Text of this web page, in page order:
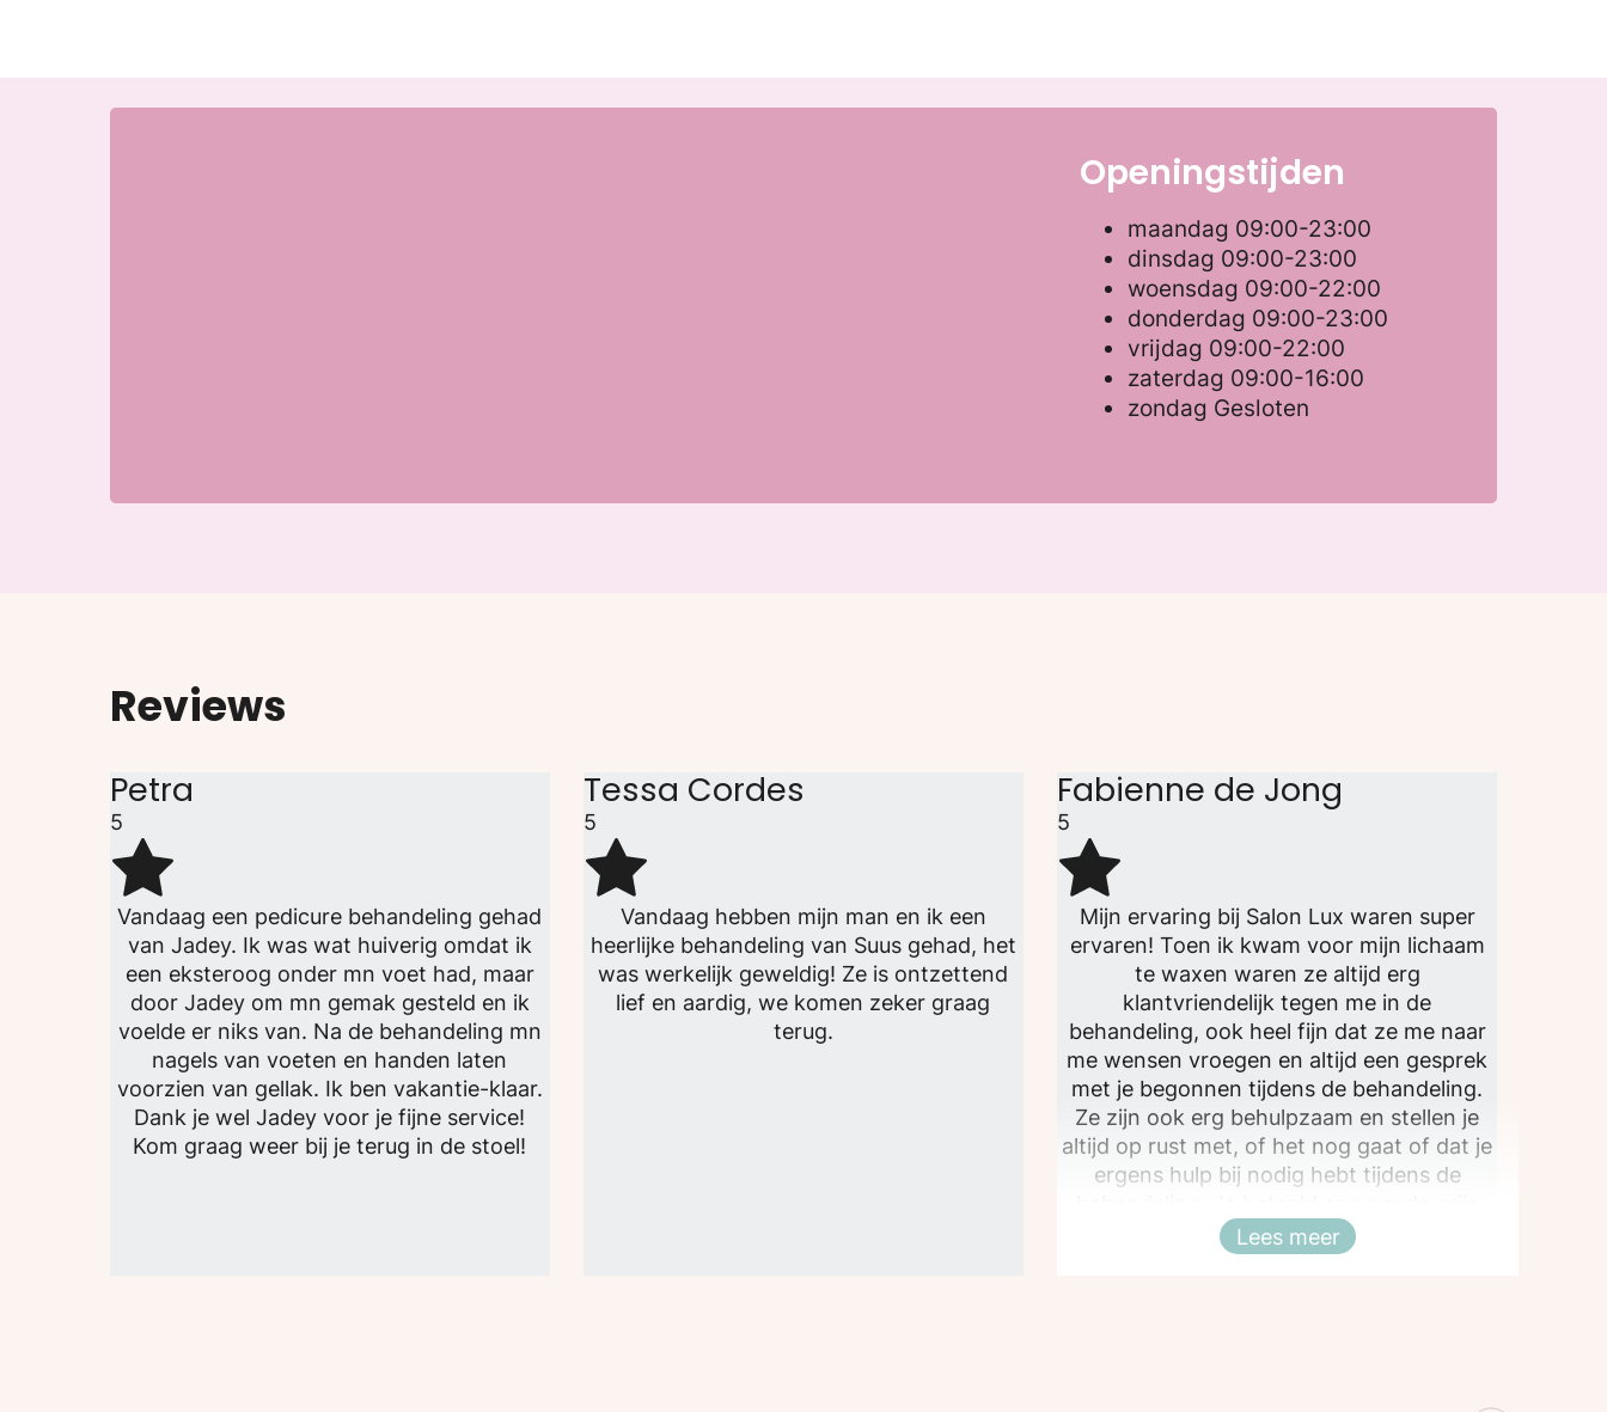
Openingstijden
maandag 09:00-23:00
dinsdag 09:00-23:00
woensdag 09:00-22:00
donderdag 09:00-23:00
vrijdag 09:00-22:00
zaterdag 09:00-16:00
zondag Gesloten
Reviews
Petra
5
Vandaag een pedicure behandeling gehad
van Jadey. Ik was wat huiverig omdat ik
een eksteroog onder mn voet had, maar
door Jadey om mn gemak gesteld en ik
voelde er niks van. Na de behandeling mn
nagels van voeten en handen laten
voorzien van gellak. Ik ben vakantie-klaar.
Dank je wel Jadey voor je fijne service!
Kom graag weer bij je terug in de stoel!
Tessa Cordes
5
Vandaag hebben mijn man en ik een
heerlijke behandeling van Suus gehad, het
was werkelijk geweldig! Ze is ontzettend
lief en aardig, we komen zeker graag
terug.
Fabienne de Jong
5
Mijn ervaring bij Salon Lux waren super
ervaren! Toen ik kwam voor mijn lichaam
te waxen waren ze altijd erg
klantvriendelijk tegen me in de
behandeling, ook heel fijn dat ze me naar
me wensen vroegen en altijd een gesprek
met je begonnen tijdens de behandeling.
Ze zijn ook erg behulpzaam en stellen je
altijd op rust met, of het nog gaat of dat je
ergens hulp bij nodig hebt tijdens de
voor de behandelingen en zijn altijd snel en
op tijd klaar!
Sluiten
Lees meer